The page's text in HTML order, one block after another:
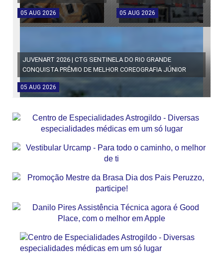
05 AUG 2026 05 AUG 2026
JUVENART 2026 | CTG SENTINELA DO RIO GRANDE
CONQUISTA PRÊMIO DE MELHOR COREOGRAFIA JÚNIOR
05 AUG 2026